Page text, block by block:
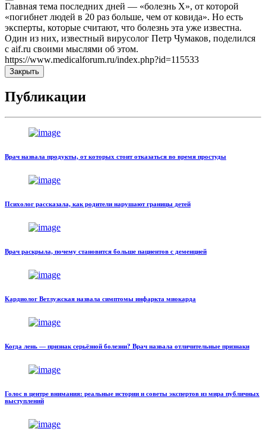
Главная тема последних дней — «болезнь Х», от которой
«погибнет людей в 20 раз больше, чем от ковида». Но есть
эксперты, которые считают, что болезнь эта уже известна.
Один из них, известный вирусолог Петр Чумаков, поделился
с aif.ru своими мыслями об этом.
https://www.medicalforum.ru/index.php?id=115533
Закрыть
Публикации
Врач назвала продукты, от которых стоит отказаться во время простуды
Психолог рассказала, как родители нарушают границы детей
Врач раскрыла, почему становится больше пациентов с деменцией
Кардиолог Ветлужская назвала симптомы инфаркта миокарда
Когда лень — признак серьёзной болезни? Врач назвала отличительные признаки
Голос в центре внимания: реальные истории и советы экспертов из мира публичных
выступлений